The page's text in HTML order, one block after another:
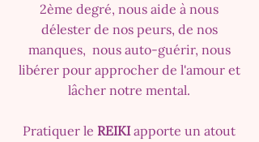
2ème degré, nous aide à nous
délester de nos peurs, de nos
manques, nous auto-guérir, nous
libérer pour approcher de l'amour et
lâcher notre mental.
Pratiquer le REIKIapporte un atout